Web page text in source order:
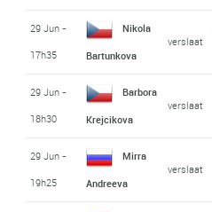
29 Jun -
17h35
Nikola
Bartunkova
verslaat
29 Jun -
18h30
Barbora
Krejcikova
verslaat
29 Jun -
19h25
Mirra
Andreeva
verslaat